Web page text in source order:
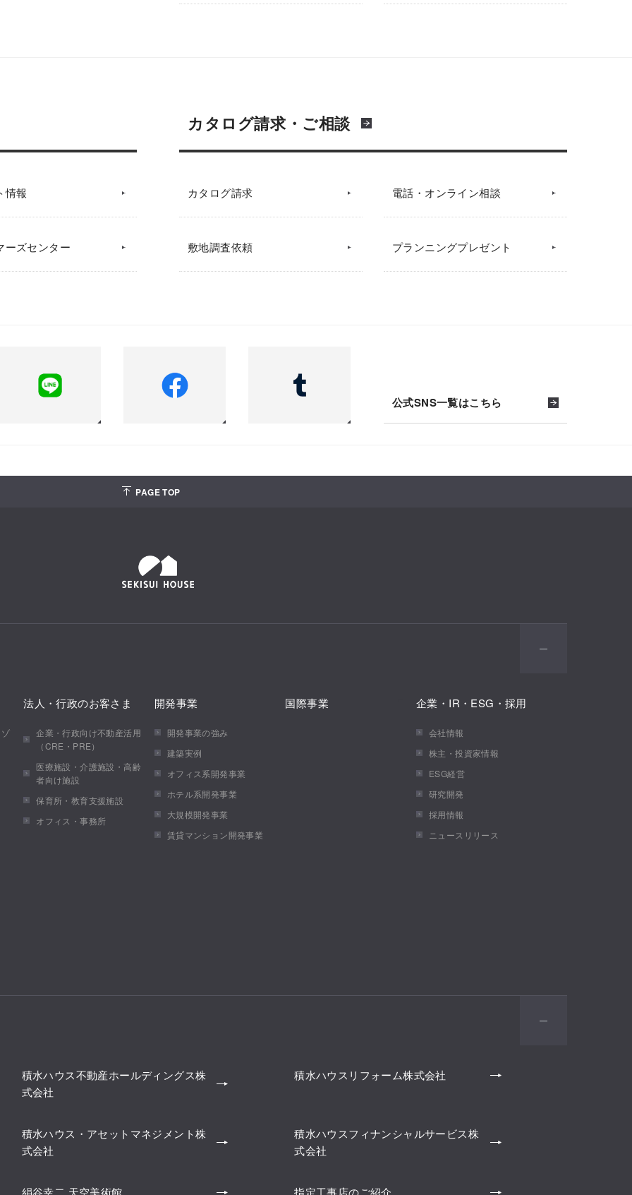
情報
ーズセンター
カタログ請求・ご相談
カタログ請求 電話・オンライン相談
敷地調査依頼 プランニングプレゼント
公式SNS一覧はこちら
PAGE TOP
法人・行政のお客さま
企業・行政向け不動産活用
（CRE・PRE）
医療施設・介護施設・高齢
者向け施設
保育所・教育支援施設
オフィス・事務所
開発事業
開発事業の強み
建築実例
オフィス系開発事業
ホテル系開発事業
大規模開発事業
賃貸マンション開発事業
国際事業 企業・IR・ESG・採用
会社情報
株主・投資家情報
ESG経営
研究開発
採用情報
ニュースリリース
積水ハウス不動産ホールディングス株
式会社
積水ハウスリフォーム株式会社
積水ハウス・アセットマネジメント株
式会社
積水ハウスフィナンシャルサービス株
式会社